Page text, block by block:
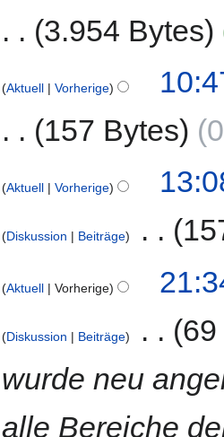
3.954 Bytes
Aktuell Vorherige
157 Bytes
Aktuell Vorherige
Diskussion Beiträge
Aktuell Vorherige
Diskussion Beiträge
wurde neu
alle Bereiche